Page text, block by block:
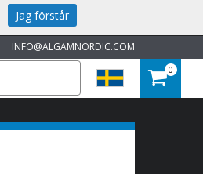
INFO@ALGAMNORDIC.COM
0
Jag förstår